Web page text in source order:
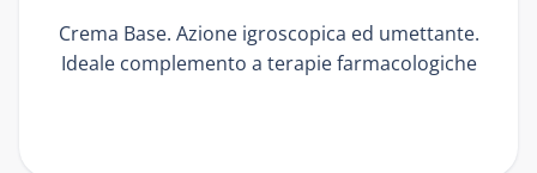
Crema Base. Azione igroscopica ed umettante.
Ideale complemento a terapie farmacologiche